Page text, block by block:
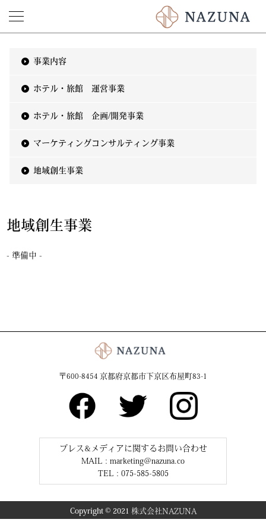
事業内容
ホテル・旅館 運営事業
ホテル・旅館 企画/開発事業
マーケティングコンサルティング事業
地域創生事業
地域創生事業
- 準備中 -
〒600-8454 京都府京都市下京区布屋町83-1
プレス&メディアに関するお問い合わせ
MAIL : marketing@nazuna.co
TEL : 075-585-5805
Copyright ©︎ 2021 株式会社NAZUNA